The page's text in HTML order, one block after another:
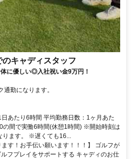
キャディスタッフ
に優しい◎入社祝い金9万円！
勤になります。
あたり6時間 平均勤務日数：1ヶ月あた
の間で実働6時間(休憩1時間) ※開始時刻は
ります。 ※遅くても16...
す！お手伝い願います！！！】 ゴルフが
フプレイをサポートする キャディのお仕